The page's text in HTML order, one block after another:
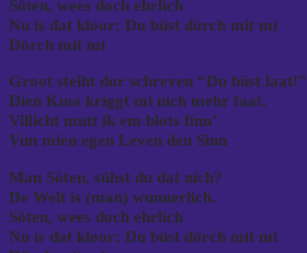
Söten, wees doch ehrlich
Nu is dat kloor: Du büst dörch mit mi
Dörch mit mi
Groot steiht dor schreven “Du büst laat!”
Dien Kuss kriggt mi nich mehr faat.
Villicht mutt ik em blots finn’
Vun mien egen Leven den Sinn
Man Söten, sühst du dat nich?
De Welt is (man) wunnerlich.
Söten, wees doch ehrlich
Nu is dat kloor: Du büst dörch mit mi